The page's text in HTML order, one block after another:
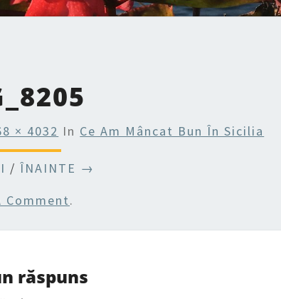
× 4032 In Ce Am Mâncat Bun În Sicilia
/ ÎNAINTE →
Comment.
răspuns